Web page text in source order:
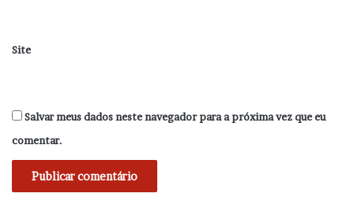
Site
Salvar meus dados neste navegador para a próxima vez que eu
comentar.